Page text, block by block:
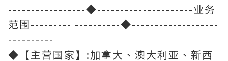
-----------------◆---------------------业务
范围--------- ----------◆-------------------
----------
◆【主营国家】:加拿大、澳大利亚、新西